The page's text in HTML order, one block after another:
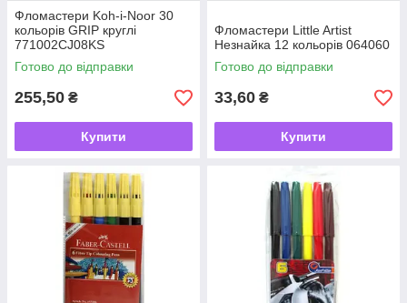
Фломастери Koh-i-Noor 30
кольорів GRIP круглі
771002CJ08KS
Готово до відправки
255,50 ₴
Купити
Фломастери Little Artist
Незнайка 12 кольорів 064060
Готово до відправки
33,60 ₴
Купити